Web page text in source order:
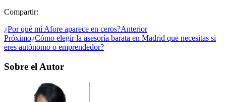
Compartir:
¿Por qué mi Afore aparece en ceros?Anterior
Próximo¿Cómo elegir la asesoría barata en Madrid que necesitas si
eres autónomo o emprendedor?
Sobre el Autor